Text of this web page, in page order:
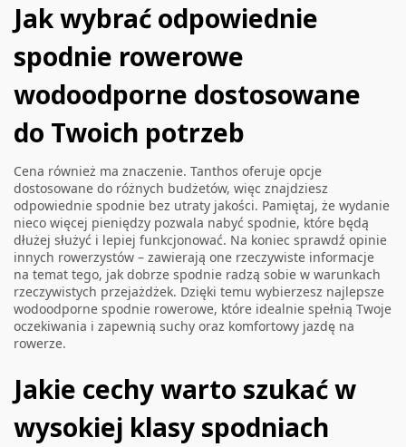
Jak wybrać odpowiednie
spodnie rowerowe
wodoodporne dostosowane
do Twoich potrzeb
Cena również ma znaczenie. Tanthos oferuje opcje
dostosowane do różnych budżetów, więc znajdziesz
odpowiednie spodnie bez utraty jakości. Pamiętaj, że wydanie
nieco więcej pieniędzy pozwala nabyć spodnie, które będą
dłużej służyć i lepiej funkcjonować. Na koniec sprawdź opinie
innych rowerzystów – zawierają one rzeczywiste informacje
na temat tego, jak dobrze spodnie radzą sobie w warunkach
rzeczywistych przejażdżek. Dzięki temu wybierzesz najlepsze
wodoodporne spodnie rowerowe, które idealnie spełnią Twoje
oczekiwania i zapewnią suchy oraz komfortowy jazdę na
rowerze.
Jakie cechy warto szukać w
wysokiej klasy spodniach